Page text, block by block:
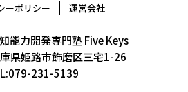
ーポリシー 運営会社
能力開発専門塾 Five Keys
県姫路市飾磨区三宅1-26
231-5139